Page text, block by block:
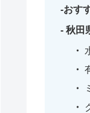
おす
秋田